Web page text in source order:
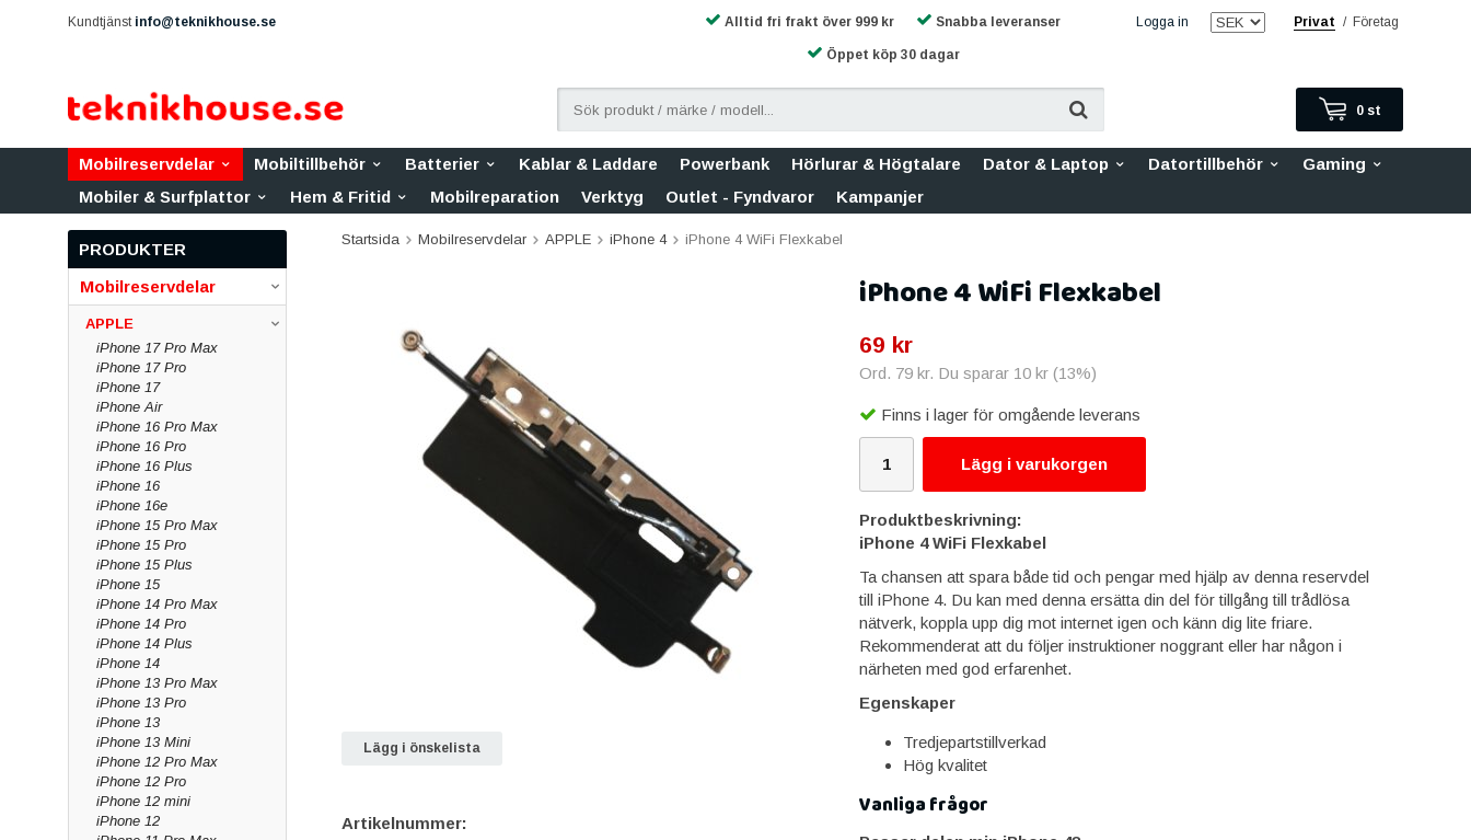
Kundtjänst info@teknikhouse.se Logga in Privat / Företag
Alltid fri frakt över 999 kr Snabba leveranser
Öppet köp 30 dagar
0 st
Mobilreservdelar Mobiltillbehör Batterier Kablar & Laddare Powerbank Hörlurar & Högtalare Dator & Laptop Datortillbehör
Gaming
Mobiler & Surfplattor
Hem & Fritid Mobilreparation Verktyg Outlet - Fyndvaror Kampanjer
PRODUKTER
Mobilreservdelar
APPLE
iPhone 17 Pro Max
iPhone 17 Pro
iPhone 17
iPhone Air
iPhone 16 Pro Max
iPhone 16 Pro
iPhone 16 Plus
iPhone 16
iPhone 16e
iPhone 15 Pro Max
iPhone 15 Pro
iPhone 15 Plus
iPhone 15
iPhone 14 Pro Max
iPhone 14 Pro
iPhone 14 Plus
iPhone 14
iPhone 13 Pro Max
iPhone 13 Pro
iPhone 13
iPhone 13 Mini
iPhone 12 Pro Max
iPhone 12 Pro
iPhone 12 mini
iPhone 12
Startsida Mobilreservdelar APPLE iPhone 4 iPhone 4 WiFi Flexkabel
iPhone 4 WiFi Flexkabel
69 kr
Ord. 79 kr. Du sparar 10 kr(13%)
Finns i lager för omgående leverans
Lägg i varukorgen
Produktbeskrivning:
iPhone 4 WiFi Flexkabel
Ta chansen att spara både tid och pengar med hjälp av denna reservdel
till iPhone 4. Du kan med denna ersätta din del för tillgång till trådlösa
nätverk, koppla upp dig mot internet igen och känn dig lite friare.
Rekommenderat att du följer instruktioner noggrant eller har någon i
närheten med god erfarenhet.
Egenskaper
Tredjepartstillverkad
Hög kvalitet
Vanliga frågor
Lägg i önskelista
Artikelnummer: